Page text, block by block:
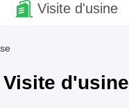
Visite d'usine
Visite d'usine